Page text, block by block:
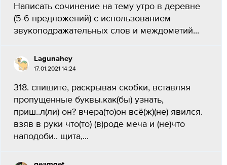
Написать сочинение на тему утро в деревне
(5-6 предложений) с использованием
звукоподражательных слов и междометий...
Lagunahey
17.01.2021 14:24
318. спишите, раскрывая скобки, вставляя
пропущенные буквы.как(бы) узнать,
приш..л(ли) он? вчера(то)он всё(ж)(не) явился.
взяв в руки что(то) (в)роде меча и (не)что
наподоби.. щита,...